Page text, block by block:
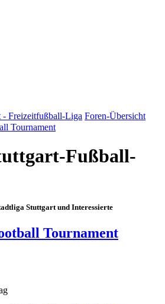
- Freizeitfußball-Liga Foren-Übersicht
Tournament
Fußball-
Stuttgart und Interessierte
Tournament